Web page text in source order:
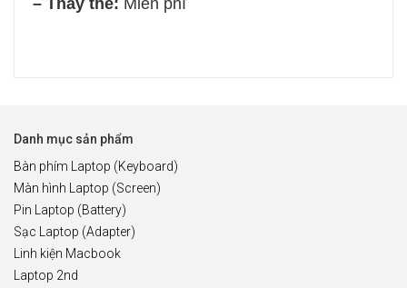
Danh mục sản phẩm
Bàn phím Laptop (Keyboard)
Màn hình Laptop (Screen)
Pin Laptop (Battery)
Sạc Laptop (Adapter)
Linh kiện Macbook
Laptop 2nd